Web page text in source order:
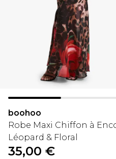
boohoo
Robe Maxi Chiffon à
Léopard & Floral
35,00 €